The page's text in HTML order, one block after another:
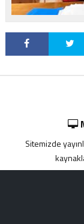
Sitemizde